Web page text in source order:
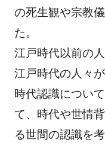
の死生観や宗教
た。
江戸時代以前の
江戸時代の人々
時代認識につい
て、時代や世情
る世間の認識を